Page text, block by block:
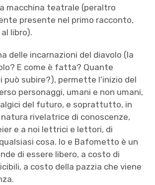
macchina teatrale (peraltro
presente nel primo racconto,
libro).
delle incarnazioni del diavolo (la
E come è fatta? Quante
subire?), permette l’inizio del
personaggi, umani e non umani,
del futuro, e soprattutto, in
rivelatrice di conoscenze,
e a noi lettrici e lettori, di
cosa. Io e Bafometto è un
di essere libero, a costo di
a costo della pazzia che viene